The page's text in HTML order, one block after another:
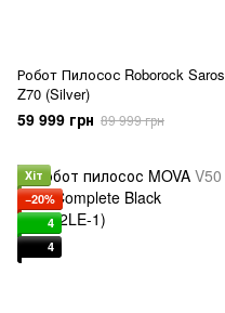
Робот Пилосос Roborock Saros
Z70 (Silver)
59 999 грн 89 999 грн
Хіт
−20%
4
4